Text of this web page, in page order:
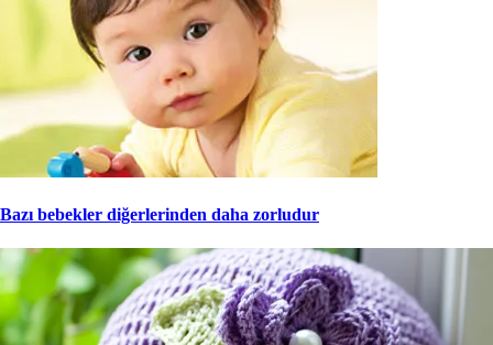
Bazı bebekler diğerlerinden daha zorludur